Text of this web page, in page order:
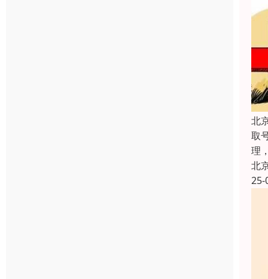
北
取
理
北
25-